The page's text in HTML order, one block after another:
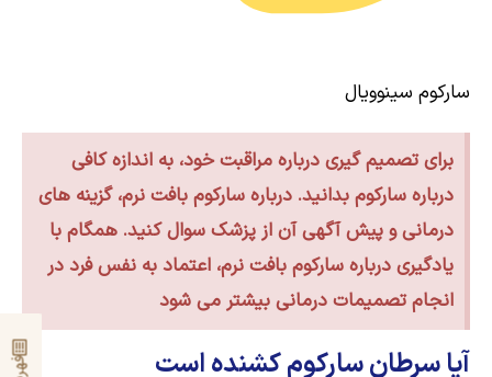
سارکوم سینوویال
برای تصمیم گیری درباره مراقبت خود، به اندازه کافی
درباره سارکوم بدانید. درباره سارکوم بافت نرم، گزینه های
درمانی و پیش آگهی آن از پزشک سوال کنید. همگام با
یادگیری درباره سارکوم بافت نرم، اعتماد به نفس فرد در
انجام تصمیمات درمانی بیشتر می شود
آیا سرطان سارکوم کشنده است